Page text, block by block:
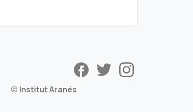
© Institut Aranés